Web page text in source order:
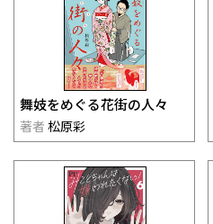
舞妓をめぐる花街の人々
著者 松原彩